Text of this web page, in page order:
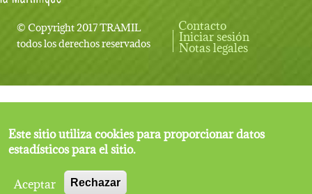
© Copyright 2017 TRAMIL
todos los derechos reservados
User account menu
Contacto
Iniciar sesión
Notas legales
Este sitio utiliza cookies para proporcionar datos
estadísticos para el sitio.
Aceptar
Rechazar